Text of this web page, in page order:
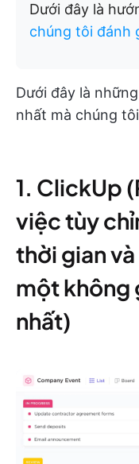
Dưới đây là
chúng tôi đánh
Dưới đây là
nhất mà chúng
1. ClickUp
việc tùy
thời gian
một không
nhất)